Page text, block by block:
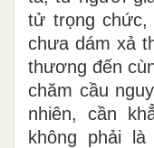
tử trọng chức,
chưa dám xả
thương đến
chăm cầu
nhiên, cần
không phải